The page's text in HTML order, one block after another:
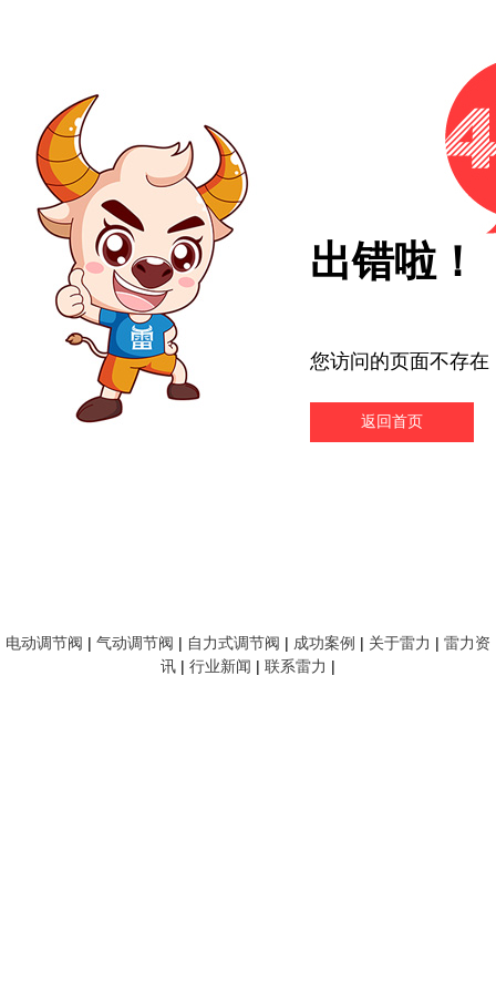
出错啦！
您访问的页面不存在
返回首页
电动调节阀 | 气动调节阀 | 自力式调节阀 | 成功案例 | 关于雷力 | 雷力资
讯 | 行业新闻 | 联系雷力 |